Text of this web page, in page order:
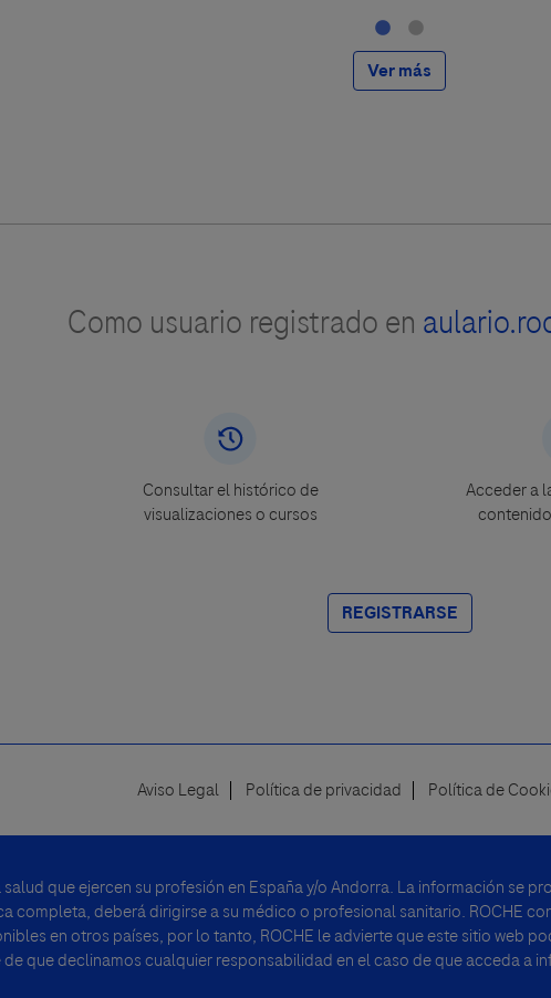
Ver más
Como usuario registrado en
Consultar el histórico de
visualizaciones o cursos
Acceder a
REGISTRARSE
Aviso Legal Política de privacidad Política de
que ejercen su profesión en España y/o Andorra. La información se
completa, deberá dirigirse a su médico o profesional sanitario. ROCHE
en otros países, por lo tanto, ROCHE le advierte que este sitio web
que declinamos cualquier responsabilidad en el caso de que acceda a